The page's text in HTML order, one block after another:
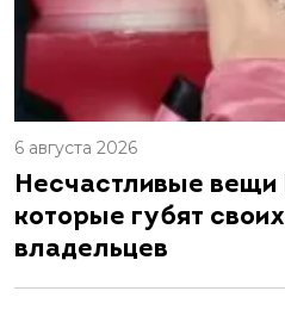
6 августа 2026
Несчастливые
которые губят
владельцев